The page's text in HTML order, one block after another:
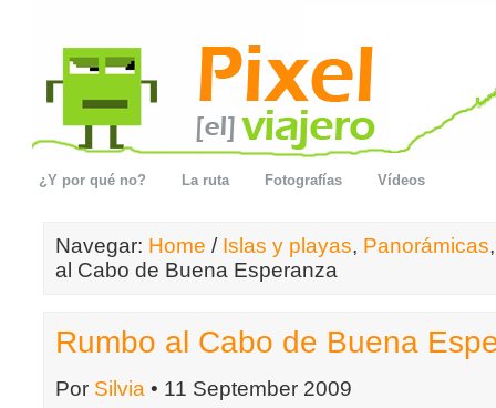
¿Y por qué no? La ruta Fotografías Vídeos
Navegar: Home / Islas y playas, Panorámicas
al Cabo de Buena Esperanza
Rumbo al Cabo de Buena
Por Silvia • 11 September 2009